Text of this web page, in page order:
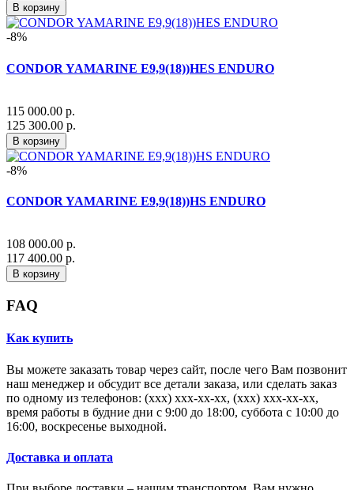
В корзину
-8%
CONDOR YAMARINE E9,9(18))HES ENDURO
115 000.00 р.
125 300.00 р.
В корзину
-8%
CONDOR YAMARINE E9,9(18))HS ENDURO
108 000.00 р.
117 400.00 р.
В корзину
FAQ
Как купить
Вы можете заказать товар через сайт, после чего Вам позвонит
наш менеджер и обсудит все детали заказа, или сделать заказ
по одному из телефонов: (xxx) xxx-xx-xx, (xxx) xxx-xx-xx,
время работы в будние дни с 9:00 до 18:00, суббота с 10:00 до
16:00, воскресенье выходной.
Доставка и оплата